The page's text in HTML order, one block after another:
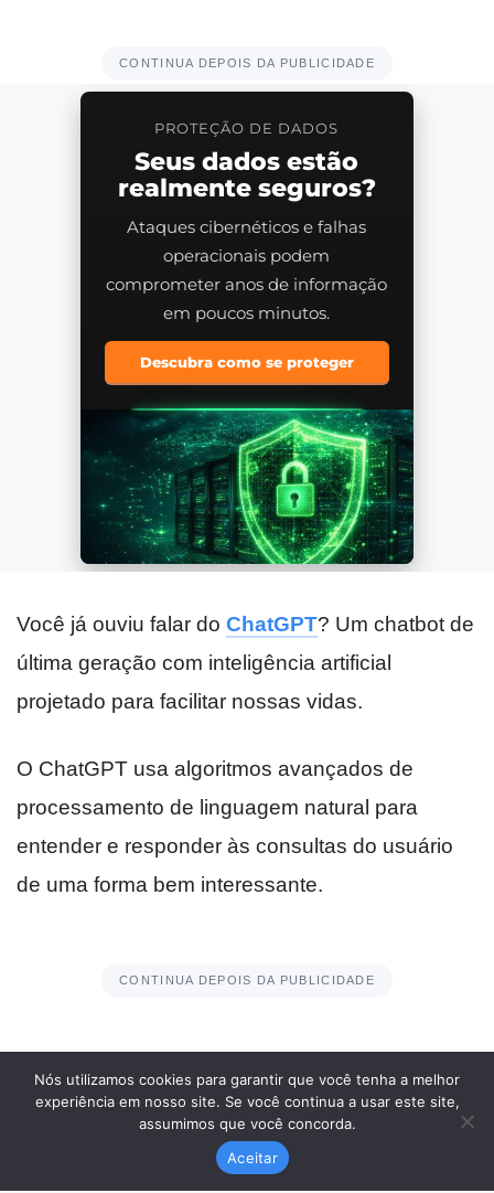
Nós utilizamos cookies para garantir que você tenha a melhor
experiência em nosso site. Se você continua a usar este site,
assumimos que você concorda.
Aceitar